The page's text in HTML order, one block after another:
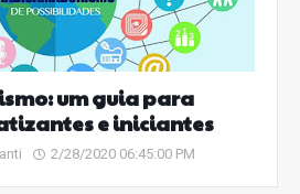
um guia para
e iniciantes
2/28/2020 06:45:00 PM